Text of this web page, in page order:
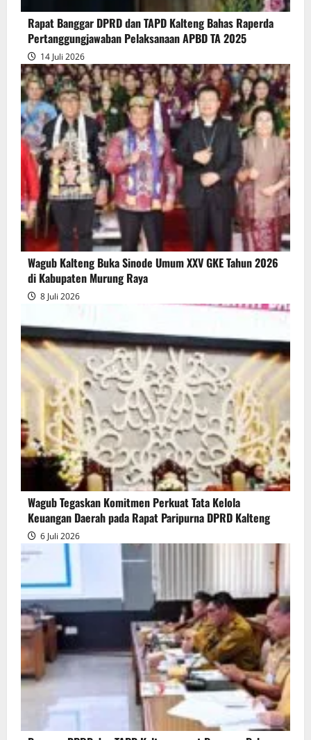
Pertanggungjawaban
Pelaksanaan
APBD
2025
Rapat Banggar DPRD dan TAPD Kalteng Bahas Raperda
Pertanggungjawaban Pelaksanaan APBD TA 2025
14 Juli 2026
Wagub Kalteng Buka Sinode Umum XXV GKE Tahun 2026
di Kabupaten Murung Raya
8 Juli 2026
Wagub Tegaskan Komitmen Perkuat Tata Kelola
Keuangan Daerah pada Rapat Paripurna DPRD Kalteng
6 Juli 2026